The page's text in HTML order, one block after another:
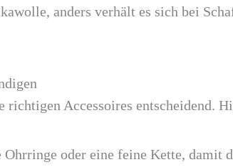
anders verhält es sich bei
richtigen Accessoires entscheidend.
Ohrringe oder eine feine Kette,